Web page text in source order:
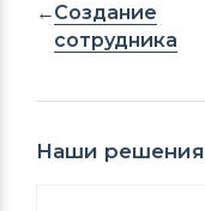
Создание
сотрудника
Наши решения